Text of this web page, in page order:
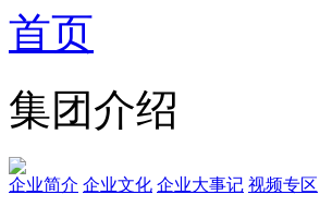
首页
集团介绍
企业简介 企业文化 企业⼤事记 视频专区